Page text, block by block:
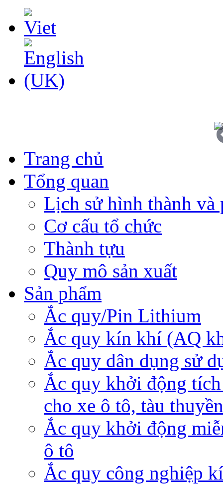
Trang chủ
Tổng quan
Lịch sử hình thành và
Cơ cấu tổ chức
Thành tựu
Quy mô sản xuất
Sản phẩm
Ắc quy/Pin Lithium
Ắc quy kín khí (AQ
Ắc quy dân dụng sử
Ắc quy khởi động
cho xe ô tô, tàu thuyền
Ắc quy khởi động
ô tô
Ắc quy công nghiệp